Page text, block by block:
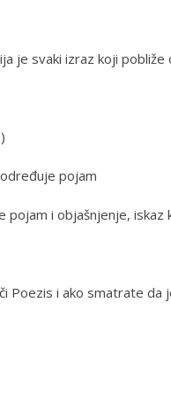
je svaki izraz koji
pojam
pojam i objašnjenje, iskaz
Poezis i ako smatrate